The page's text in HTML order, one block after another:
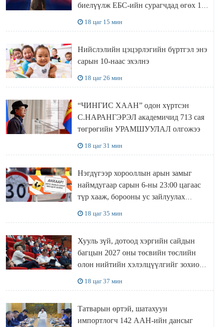
биелүүлж ЕБС-ийн сурагчдад өгөх 10.
18 цаг 15 мин
Нийслэлийн цэцэрлэгийн бүртгэл энэ
сарын 10-наас эхэлнэ
18 цаг 26 мин
“ЧИНГИС ХААН” одон хүртсэн
С.НАРАНГЭРЭЛ академичид 713 сая
төгрөгийн УРАМШУУЛАЛ олгожээ
18 цаг 31 мин
Нэгдүгээр хорооллын арын замыг
наймдугаар сарын 6-ны 23:00 цагаас
түр хааж, борооны ус зайлуулах
18 цаг 35 мин
Хууль зүй, дотоод хэргийн сайдын
багцын 2027 оны төсвийн төслийн
олон нийтийн хэлэлцүүлгийг зохион
18 цаг 37 мин
Татварын өртэй, шатахуун
импортлогч 142 ААН-ийн дансыг